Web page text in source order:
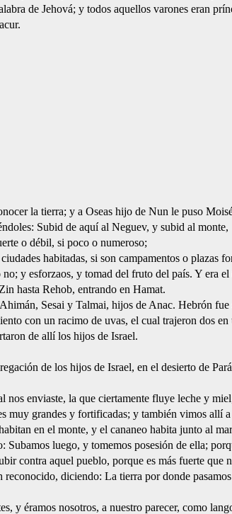
de Jehová; y todos aquellos varones eran
la tierra; y a Oseas hijo de Nun le puso
Subid de aquí al Neguev, y subid al monte,
o débil, si poco o numeroso;
habitadas, si son campamentos o plazas
y esforzaos, y tomad del fruto del país. Y era
hasta Rehob, entrando en Hamat.
Sesai y Talmai, hijos de Anac. Hebrón fue
con un racimo de uvas, el cual trajeron dos
de allí los hijos de Israel.
de los hijos de Israel, en el desierto de
enviaste, la que ciertamente fluye leche y
muy grandes y fortificadas; y también vimos allí
en el monte, y el cananeo habita junto al
luego, y tomemos posesión de ella;
contra aquel pueblo, porque es más fuerte que
diciendo: La tierra por donde
y éramos nosotros, a nuestro parecer, como